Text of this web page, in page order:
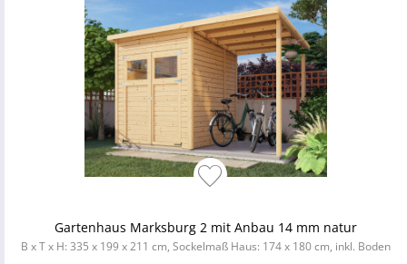
Gartenhaus Marksburg 2 mit Anbau 14 mm natur
B x T x H: 335 x 199 x 211 cm, Sockelmaß Haus: 174 x 180 cm, inkl. Boden